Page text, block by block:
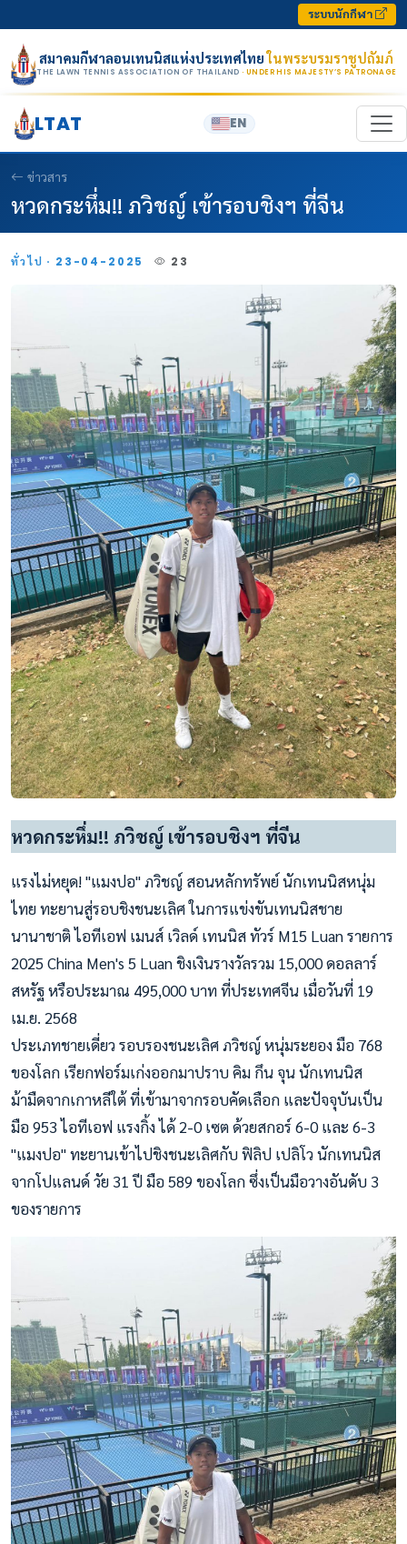
ระบบนักกีฬา
สมาคมกีฬาลอนเทนนิสแห่งประเทศไทยในพระบรมราชูปถัมภ์
THE LAWN TENNIS ASSOCIATION OF THAILAND · UNDER HIS MAJESTY’S PATRONAGE
LTAT EN
ข่าวสาร
หวดกระหึ่ม!! ภวิชญ์ เข้ารอบชิงฯ ที่จีน
ทั่วไป · 23-04-2025 23
หวดกระหึ่ม!! ภวิชญ์ เข้ารอบชิงฯ ที่จีน
แรงไม่หยุด! "แมงปอ" ภวิชญ์ สอนหลักทรัพย์ นักเทนนิสหนุ่ม
ไทย ทะยานสู่รอบชิงชนะเลิศ ในการแข่งขันเทนนิสชาย
นานาชาติ ไอทีเอฟ เมนส์ เวิลด์ เทนนิส ทัวร์ M15 Luan รายการ
2025 China Men's 5 Luan ชิงเงินรางวัลรวม 15,000 ดอลลาร์
สหรัฐ หรือประมาณ 495,000 บาท ที่ประเทศจีน เมื่อวันที่ 19
เม.ย. 2568
ประเภทชายเดี่ยว รอบรองชนะเลิศ ภวิชญ์ หนุ่มระยอง มือ 768
ของโลก เรียกฟอร์มเก่งออกมาปราบ คิม กึน จุน นักเทนนิส
ม้ามืดจากเกาหลีใต้ ที่เข้ามาจากรอบคัดเลือก และปัจจุบันเป็น
มือ 953 ไอทีเอฟ แรงกิ้ง ได้ 2-0 เซต ด้วยสกอร์ 6-0 และ 6-3
"แมงปอ" ทะยานเข้าไปชิงชนะเลิศกับ ฟิลิป เปลิโว นักเทนนิส
จากโปแลนด์ วัย 31 ปี มือ 589 ของโลก ซึ่งเป็นมือวางอันดับ 3
ของรายการ